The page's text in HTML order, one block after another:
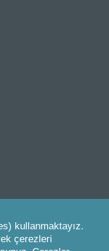
kullanmaktayız.
çerezleri